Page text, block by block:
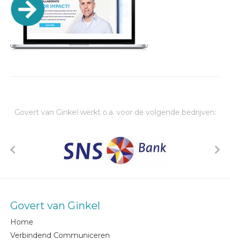
Govert van Ginkel werkt o.a. voor de volgende bedrijven:
Govert van Ginkel
Home
Verbindend Communiceren